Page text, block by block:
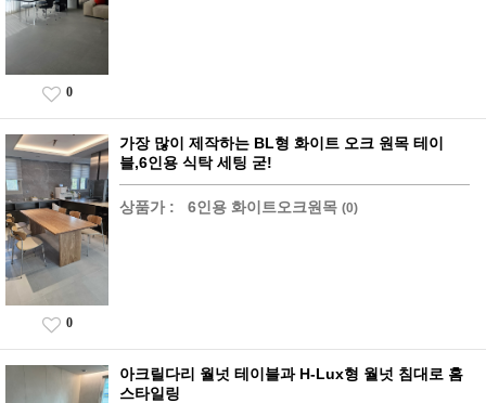
0
가장 많이 제작하는 BL형 화이트 오크 원목 테이
블,6인용 식탁 세팅 굳!
상품가 : 6인용 화이트오크원목 (0)
0
아크릴다리 월넛 테이블과 H-Lux형 월넛 침대로 홈
스타일링